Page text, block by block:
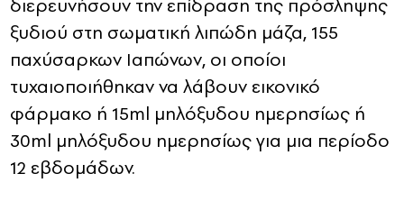
διερευνήσουν την επίδραση της πρόσληψης
ξυδιού στη σωματική λιπώδη μάζα, 155
παχύσαρκων Ιαπώνων, οι οποίοι
τυχαιοποιήθηκαν να λάβουν εικονικό
φάρμακο ή 15ml μηλόξυδου ημερησίως ή
30ml μηλόξυδου ημερησίως για μια περίοδο
12 εβδομάδων.